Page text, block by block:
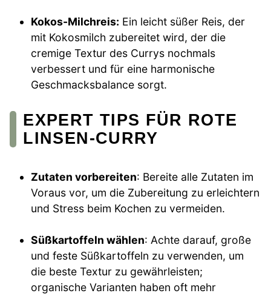
Kokos-Milchreis: Ein leicht süßer Reis, der
mit Kokosmilch zubereitet wird, der die
cremige Textur des Currys nochmals
verbessert und für eine harmonische
Geschmacksbalance sorgt.
EXPERT TIPS FÜR ROTE
LINSEN-CURRY
Zutaten vorbereiten: Bereite alle Zutaten im
Voraus vor, um die Zubereitung zu erleichtern
und Stress beim Kochen zu vermeiden.
Süßkartoffeln wählen: Achte darauf, große
und feste Süßkartoffeln zu verwenden, um
die beste Textur zu gewährleisten;
organische Varianten haben oft mehr